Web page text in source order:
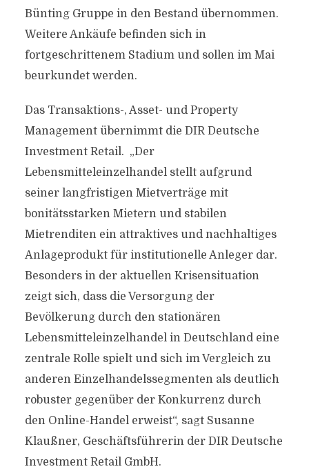
Bünting Gruppe in den Bestand übernommen.
Weitere Ankäufe befinden sich in
fortgeschrittenem Stadium und sollen im Mai
beurkundet werden.
Das Transaktions-, Asset- und Property
Management übernimmt die DIR Deutsche
Investment Retail. „Der
Lebensmitteleinzelhandel stellt aufgrund
seiner langfristigen Mietverträge mit
bonitätsstarken Mietern und stabilen
Mietrenditen ein attraktives und nachhaltiges
Anlageprodukt für institutionelle Anleger dar.
Besonders in der aktuellen Krisensituation
zeigt sich, dass die Versorgung der
Bevölkerung durch den stationären
Lebensmitteleinzelhandel in Deutschland eine
zentrale Rolle spielt und sich im Vergleich zu
anderen Einzelhandelssegmenten als deutlich
robuster gegenüber der Konkurrenz durch
den Online-Handel erweist“, sagt Susanne
Klaußner, Geschäftsführerin der DIR Deutsche
Investment Retail GmbH.